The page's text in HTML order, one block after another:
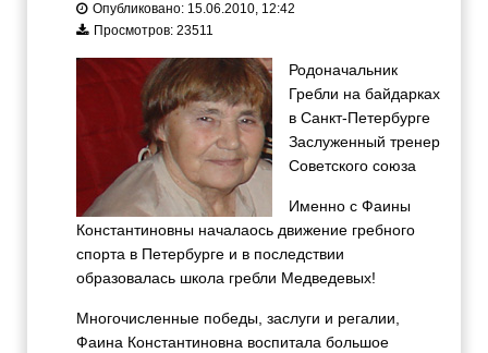
Опубликовано: 15.06.2010, 12:42
Просмотров: 23511
Родоначальник
Гребли на байдарках
в Санкт-Петербурге
Заслуженный тренер
Советского союза
Именно с Фаины
Константиновны началаось движение гребного
спорта в Петербурге и в последствии
образовалась школа гребли Медведевых!
Многочисленные победы, заслуги и регалии,
Фаина Константиновна воспитала большое